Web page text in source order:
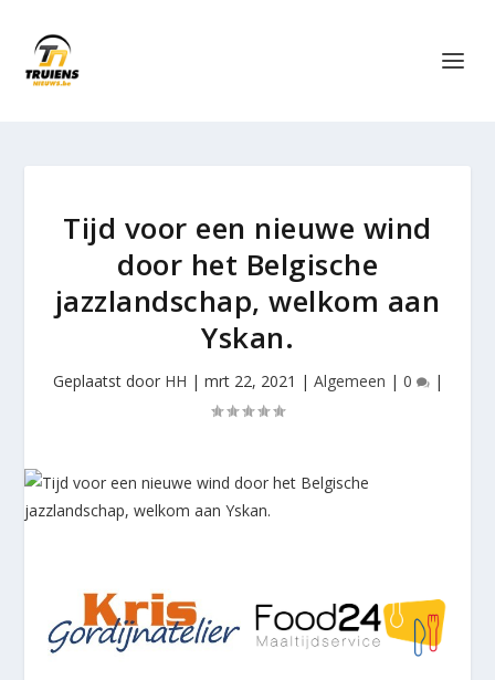
Tijd voor een nieuwe wind
door het Belgische
jazzlandschap, welkom aan
Yskan.
Geplaatst door HH | mrt 22, 2021 | Algemeen | 0 |